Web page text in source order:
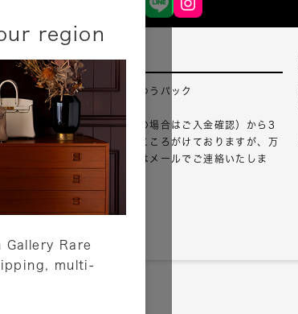
region
Rare
multi-
配送について
配送業者：佐川急便・ゆうパック
ご注文確認（銀行振込の場合はご入金確認）から3
営業日以内のご出荷をこころがけておりますが、万
が一出荷が遅れる場合はメールでご連絡いたしま
詳しくはこちら